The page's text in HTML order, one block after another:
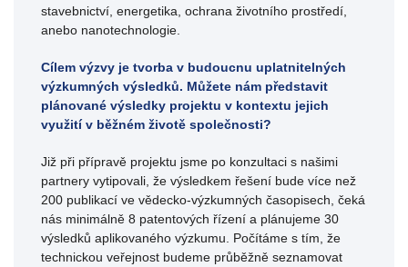
stavebnictví, energetika, ochrana životního prostředí,
anebo nanotechnologie.
Cílem výzvy je tvorba v budoucnu uplatnitelných
výzkumných výsledků. Můžete nám představit
plánované výsledky projektu v kontextu jejich
využití v běžném životě společnosti?
Již při přípravě projektu jsme po konzultaci s našimi
partnery vytipovali, že výsledkem řešení bude více než
200 publikací ve vědecko-výzkumných časopisech, čeká
nás minimálně 8 patentových řízení a plánujeme 30
výsledků aplikovaného výzkumu. Počítáme s tím, že
technickou veřejnost budeme průběžně seznamovat